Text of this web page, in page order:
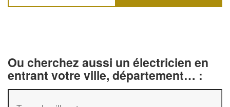
Ou cherchez aussi un électricien en
entrant votre ville, département… :